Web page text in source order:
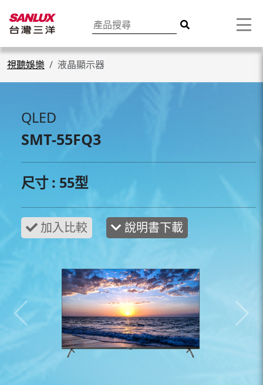
視聽娛樂 液晶顯示器
QLED
SMT-55FQ3
尺寸 : 55型
說明書下載